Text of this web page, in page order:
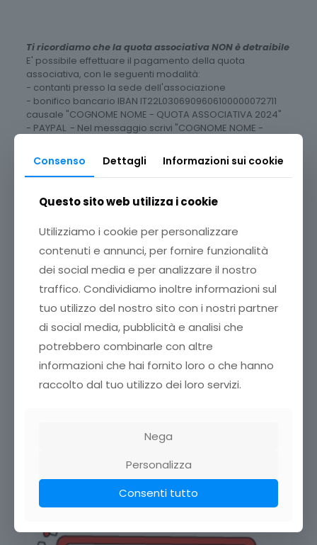
Ti ricordiamo che la quota associativa NON è detraibile
E' possibile effettuare il pagamento della quota
associativa, con le seguenti modalità:
- contanti presso la sede dell'associazione
- bonifico bancario IBAN IT22L0306909606100000072711
causale "COGNOME NOME - QUOTA ASSOCIATIVA 2024"
- PAYPAL - Nel messaggio scrivi "COGNOME NOME -
- SATISPAY - Nel messaggio scrivi "COGNOME NOME -
QUOTA ASSOCIATIVA 2024"
Consenso Dettagli Informazioni sui cookie
Questo sito web utilizza i cookie
Utilizziamo i cookie per personalizzare
contenuti e annunci, per fornire funzionalità
dei social media e per analizzare il nostro
traffico. Condividiamo inoltre informazioni sul
tuo utilizzo del nostro sito con i nostri partner
di social media, pubblicità e analisi che
potrebbero combinarle con altre
informazioni che hai fornito loro o che hanno
raccolto dal tuo utilizzo dei loro servizi.
Nega
Personalizza
Consenti tutto